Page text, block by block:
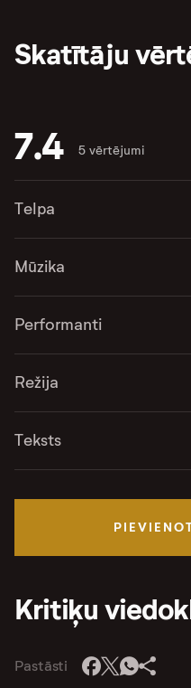
Skatītāju
7.4 5 vērtējumi
Telpa
Mūzika
Performanti
Režija
Teksts
Kritiķu
Pastāsti